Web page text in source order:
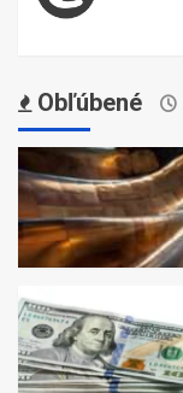
Obľúbené